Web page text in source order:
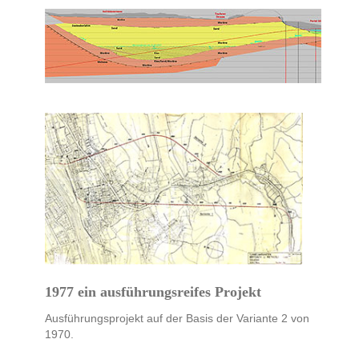
1977 ein ausführungsreifes Projekt
Ausführungsprojekt auf der Basis der Variante 2 von
1970.